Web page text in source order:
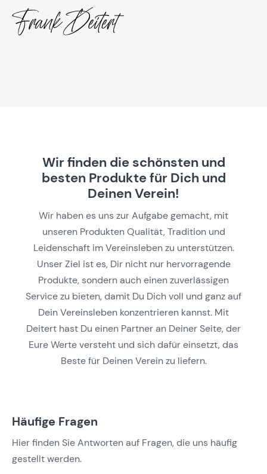
Wir finden die schönsten und
besten Produkte für Dich und
Deinen Verein!
Wir haben es uns zur Aufgabe gemacht, mit
unseren Produkten Qualität, Tradition und
Leidenschaft im Vereinsleben zu unterstützen.
Unser Ziel ist es, Dir nicht nur hervorragende
Produkte, sondern auch einen zuverlässigen
Service zu bieten, damit Du Dich voll und ganz auf
Dein Vereinsleben konzentrieren kannst. Mit
Deitert hast Du einen Partner an Deiner Seite, der
Eure Werte versteht und sich dafür einsetzt, das
Beste für Deinen Verein zu liefern.
Häufige Fragen
Hier finden Sie Antworten auf Fragen, die uns häufig
gestellt werden.